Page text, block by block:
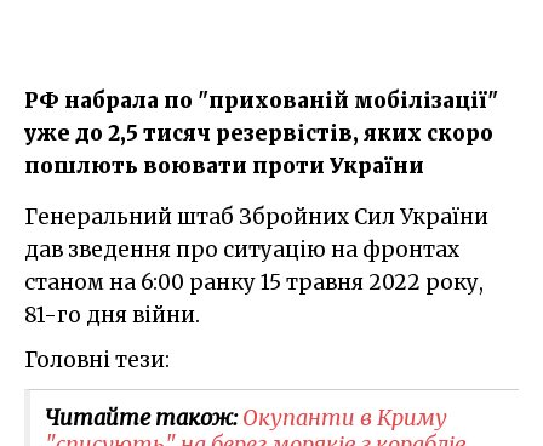
РФ набрала по "прихованій мобілізації"
уже до 2,5 тисяч резервістів, яких скоро
пошлють воювати проти України
Генеральний штаб Збройних Сил України
дав зведення про ситуацію на фронтах
станом на 6:00 ранку 15 травня 2022 року,
81-го дня війни.
Головні тези:
Читайте також:Окупанти в Криму